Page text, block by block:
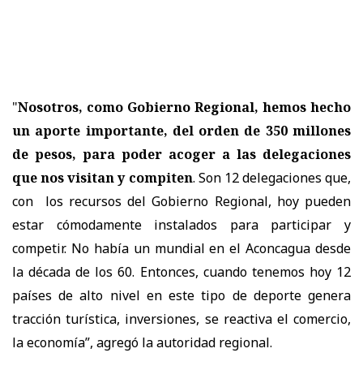
"Nosotros, como Gobierno Regional, hemos hecho
un aporte importante, del orden de 350 millones
de pesos, para poder acoger a las delegaciones
que nos visitan y compiten. Son 12 delegaciones que,
con los recursos del Gobierno Regional, hoy pueden
estar cómodamente instalados para participar y
competir. No había un mundial en el Aconcagua desde
la década de los 60. Entonces, cuando tenemos hoy 12
países de alto nivel en este tipo de deporte genera
tracción turística, inversiones, se reactiva el comercio,
la economía”, agregó la autoridad regional.